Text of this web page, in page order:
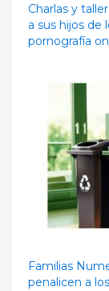
Charlas y
a sus hijos de
pornografía
Familias
penalicen a